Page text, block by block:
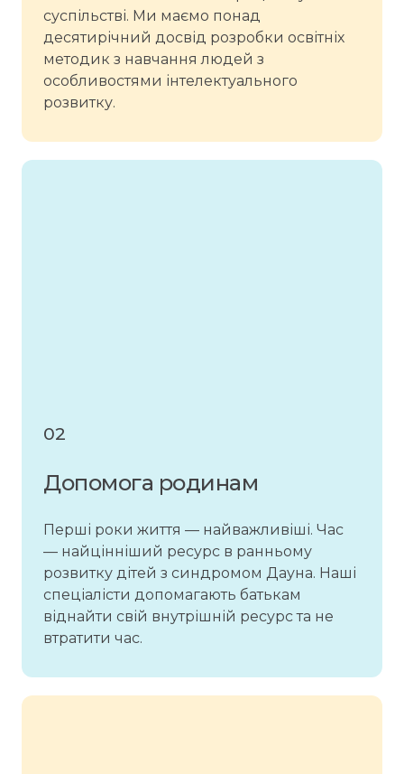
суспільстві. Ми маємо понад
десятирічний досвід розробки освітніх
методик з навчання людей з
особливостями інтелектуального
розвитку.
02
Допомога родинам
Перші роки життя — найважливіші. Час
— найцінніший ресурс в ранньому
розвитку дітей з синдромом Дауна. Наші
спеціалісти допомагають батькам
віднайти свій внутрішній ресурс та не
втратити час.